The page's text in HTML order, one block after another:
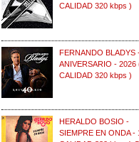
CALIDAD 320 kbps )
FERNANDO BLADYS
ANIVERSARIO - 2026
CALIDAD 320 kbps )
HERALDO BOSIO -
SIEMPRE EN ONDA -